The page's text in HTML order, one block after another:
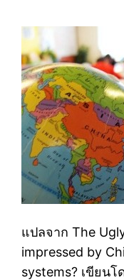
แปลจาก The
impressed by
systems? เขียน